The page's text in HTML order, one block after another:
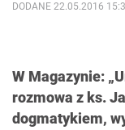
W Magazynie:
rozmowa z ks.
dogmatykiem,
DODANE 22.05.2016